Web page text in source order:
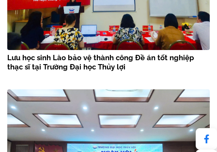
Lưu học sinh Lào bảo vệ thành công Đề án tốt nghiệp
thạc sĩ tại Trường Đại học Thủy lợi